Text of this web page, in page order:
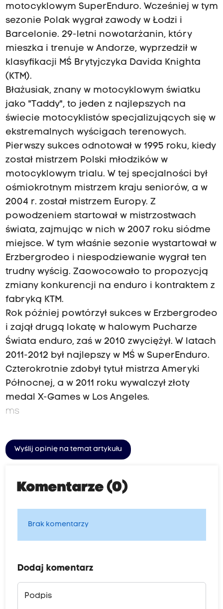
motocyklowym SuperEnduro. Wcześniej w tym
sezonie Polak wygrał zawody w Łodzi i
Barcelonie. 29-letni nowotarżanin, który
mieszka i trenuje w Andorze, wyprzedził w
klasyfikacji MŚ Brytyjczyka Davida Knighta
(KTM).
Błażusiak, znany w motocyklowym światku
jako "Taddy", to jeden z najlepszych na
świecie motocyklistów specjalizujących się w
ekstremalnych wyścigach terenowych.
Pierwszy sukces odnotował w 1995 roku, kiedy
został mistrzem Polski młodzików w
motocyklowym trialu. W tej specjalności był
ośmiokrotnym mistrzem kraju seniorów, a w
2004 r. został mistrzem Europy. Z
powodzeniem startował w mistrzostwach
świata, zajmując w nich w 2007 roku siódme
miejsce. W tym właśnie sezonie wystartował w
Erzbergrodeo i niespodziewanie wygrał ten
trudny wyścig. Zaowocowało to propozycją
zmiany konkurencji na enduro i kontraktem z
fabryką KTM.
Rok później powtórzył sukces w Erzbergrodeo
i zajął drugą lokatę w halowym Pucharze
Świata enduro, zaś w 2010 zwyciężył. W latach
2011-2012 był najlepszy w MŚ w SuperEnduro.
Czterokrotnie zdobył tytuł mistrza Ameryki
Północnej, a w 2011 roku wywalczył złoty
medal X-Games w Los Angeles.
ms
Wyślij opinię na temat artykułu
Komentarze (0)
Brak komentarzy
Dodaj komentarz
Podpis